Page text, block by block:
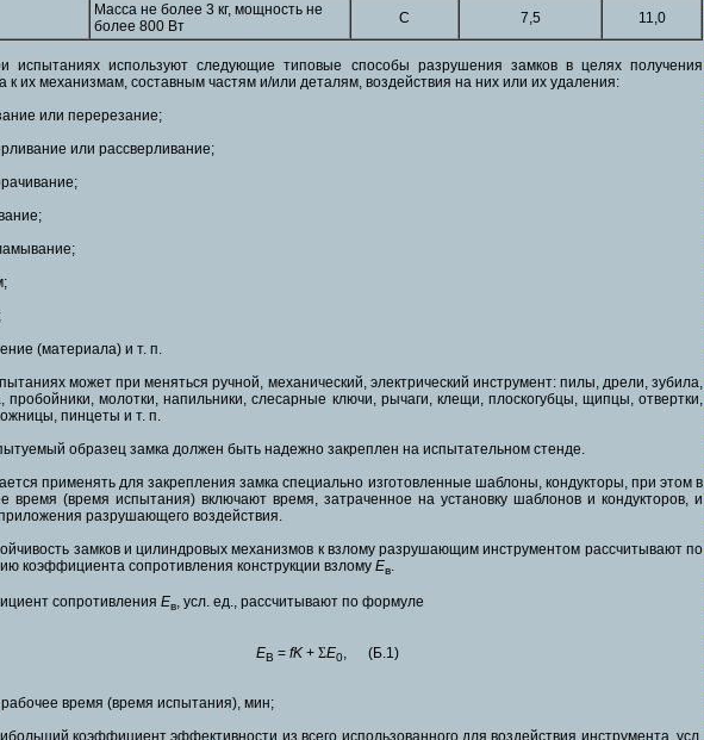
Масса не более 3 кг, мощность не
более 800 Вт
С 7,5 11,0
испытаниях используют следующие типовые способы разрушения замков в целях получения
к их механизмам, составным частям и/или деталям, воздействия на них или их удаления:
или перерезание;
или рассверливание;
(материала) и т. п.
может при меняться ручной, механический, электрический инструмент: пилы, дрели, зубила,
пробойники, молотки, напильники, слесарные ключи, рычаги, клещи, плоскогубцы, щипцы, отвертки,
пинцеты и т. п.
образец замка должен быть надежно закреплен на испытательном стенде.
применять для закрепления замка специально изготовленные шаблоны, кондукторы, при этом в
время (время испытания) включают время, затраченное на установку шаблонов и кондукторов, и
разрушающего воздействия.
замков и цилиндровых механизмов к взлому разрушающим инструментом рассчитывают по
коэффициента сопротивления конструкции взлому Ев.
сопротивления Ев, усл. ед., рассчитывают по формуле
EB = fK + ΣE0 , (Б.1)
время (время испытания), мин;
коэффициент эффективности из всего использованного для воздействия инструмента, усл.